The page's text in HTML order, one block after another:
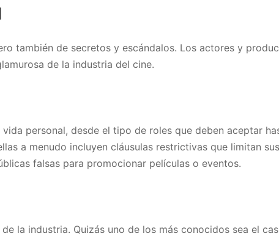
también de secretos y escándalos. Los actores y
de la industria del cine.
personal, desde el tipo de roles que deben aceptar
a menudo incluyen cláusulas restrictivas que limitan
falsas para promocionar películas o eventos.
la industria. Quizás uno de los más conocidos sea el